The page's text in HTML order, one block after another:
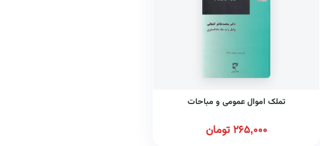
تملک اموال عمومی و مباحات
265,000تومان